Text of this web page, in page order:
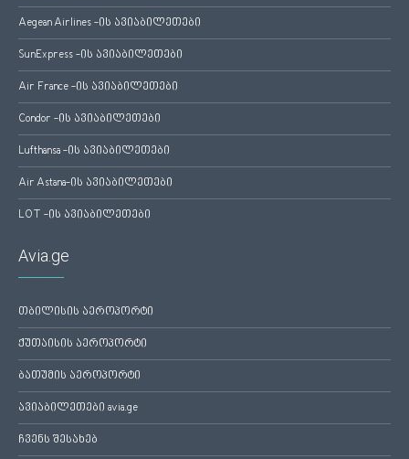
Aegean Airlines -ის ავიაბილეთები
SunExpress -ის ავიაბილეთები
Air France -ის ავიაბილეთები
Condor -ის ავიაბილეთები
Lufthansa -ის ავიაბილეთები
Air Astana-ის ავიაბილეთები
LOT -ის ავიაბილეთები
Avia.ge
თბილისის აეროპორტი
ქუთაისის აეროპორტი
ბათუმის აეროპორტი
ავიაბილეთები avia.ge
ჩვენს შესახებ